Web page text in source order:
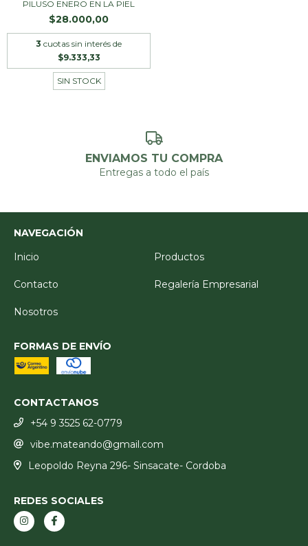
PILUSO ENERO EN LA PIEL
$28.000,00
3 cuotas sin interés de
$9.333,33
SIN STOCK
ENVIAMOS TU COMPRA
Entregas a todo el país
NAVEGACIÓN
Inicio
Productos
Contacto Regalería Empresarial
Nosotros
FORMAS DE ENVÍO
CONTACTANOS
+54 9 3525 62-0779
vibe.mateando@gmail.com
Leopoldo Reyna 296- Sinsacate- Cordoba
REDES SOCIALES